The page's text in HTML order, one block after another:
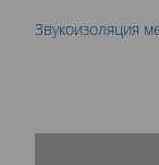
Звукоизоляция